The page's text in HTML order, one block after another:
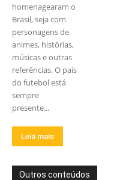
homenagearam o
Brasil, seja com
personagens de
animes, histórias,
músicas e outras
referências. O país
do futebol está
sempre
presente...
Leia mais
Outros conteúdos